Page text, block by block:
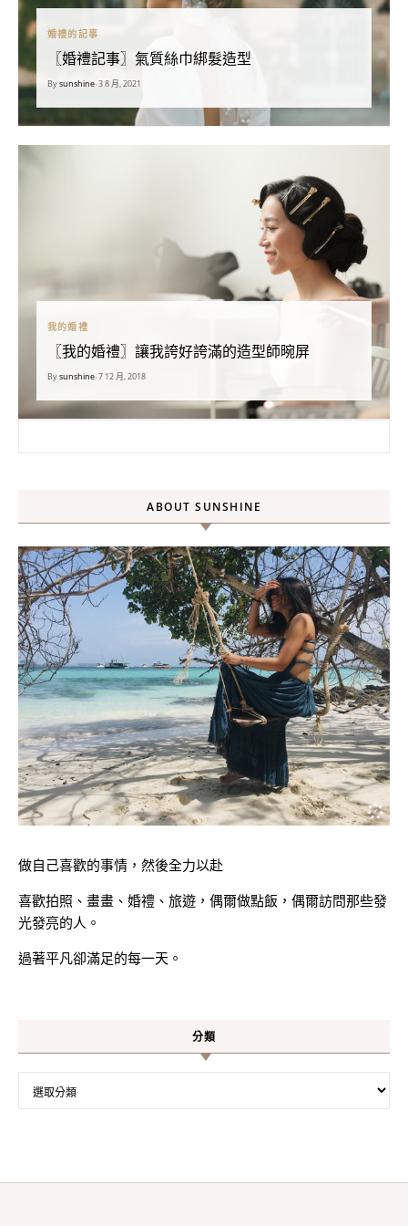
婚禮的記事
〖婚禮記事〗氣質絲巾綁髮造型
Bysunshine•3 8 月, 2021
我的婚禮
〖我的婚禮〗讓我誇好誇滿的造型師晼屏
Bysunshine•7 12 月, 2018
ABOUT SUNSHINE
做自己喜歡的事情，然後全力以赴
喜歡拍照、畫畫、婚禮、旅遊，偶爾做點飯，偶爾訪問那些發
光發亮的人。
過著平凡卻滿足的每一天。
分類